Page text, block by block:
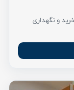
و نگهداری